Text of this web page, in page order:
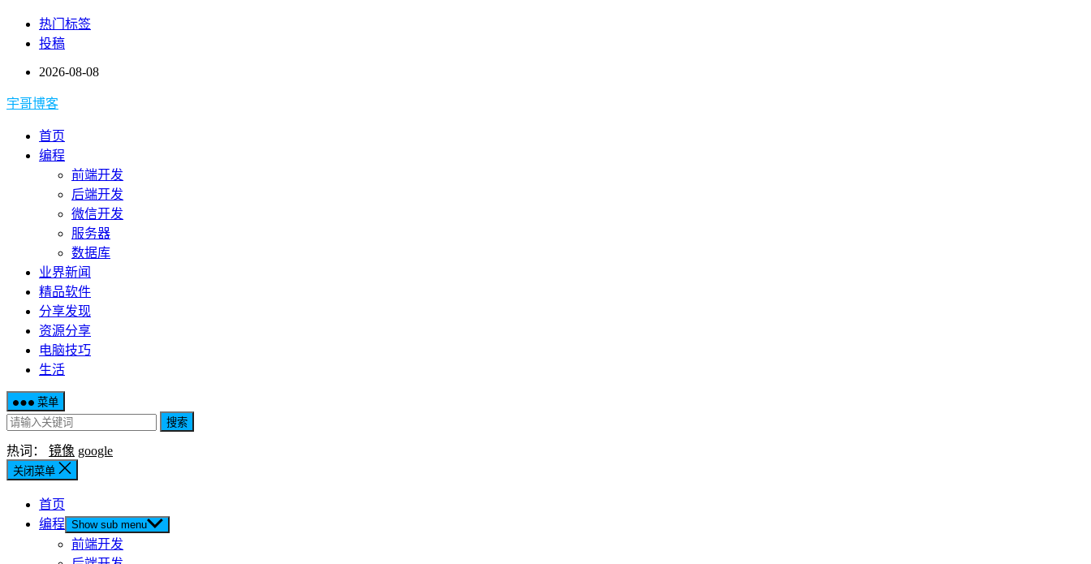
热门标签
投稿
2026-08-08
宇哥博客
首页
编程
前端开发
后端开发
微信开发
服务器
数据库
业界新闻
精品软件
分享发现
资源分享
电脑技巧
生活
菜单
搜索
热词： 镜像 google
关闭菜单
首页
编程 Show sub menu
前端开发